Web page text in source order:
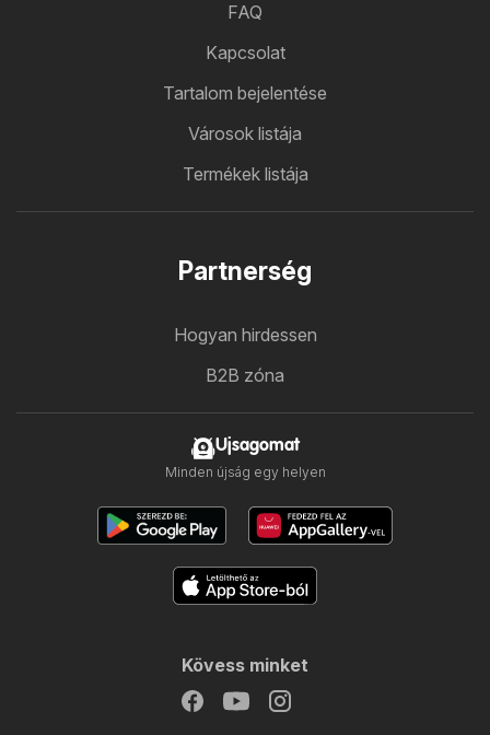
FAQ
Kapcsolat
Tartalom bejelentése
Városok listája
Termékek listája
Partnerség
Hogyan hirdessen
B2B zóna
Ujsagomat
Minden újság egy helyen
Kövess minket